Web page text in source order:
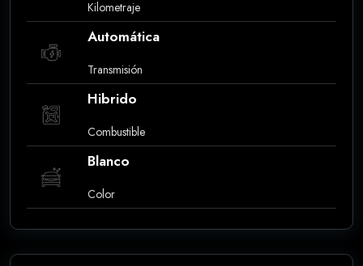
Kilometraje
Automática
Transmisión
Hibrido
Combustible
Blanco
Color